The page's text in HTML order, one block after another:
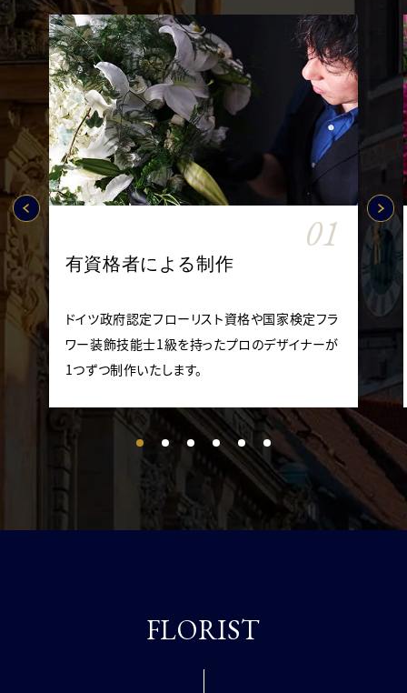
01
有資格者による制作
ドイツ政府認定フローリスト資格や国家検定フラ
ワー装飾技能士1級を持ったプロのデザイナーが
1つずつ制作いたします。
FLORIST